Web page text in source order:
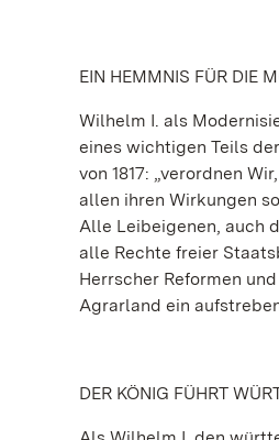
EIN HEMMNIS FÜR DIE
Wilhelm I. als
eines wichtigen Teils
von 1817: „verordnen
allen ihren Wirkungen
Alle Leibeigenen, auch
alle Rechte freier
Herrscher Reformen
Agrarland ein
DER KÖNIG FÜHRT